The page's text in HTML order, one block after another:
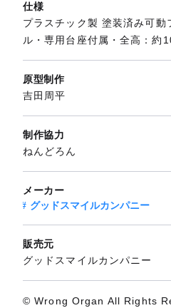
仕様
プラスチック製 塗装済み可動
ル・専用台座付属・全高：約
原型制作
吉田周平
制作協力
ねんどろん
メーカー
グッドスマイルカンパニー
販売元
グッドスマイルカンパニー
© Wrong Organ All Rights